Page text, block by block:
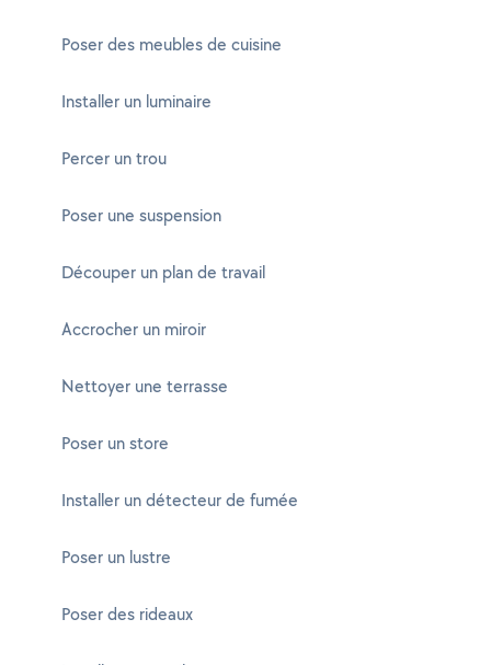
Poser des meubles de cuisine
Installer un luminaire
Percer un trou
Poser une suspension
Découper un plan de travail
Accrocher un miroir
Nettoyer une terrasse
Poser un store
Installer un détecteur de fumée
Poser un lustre
Poser des rideaux